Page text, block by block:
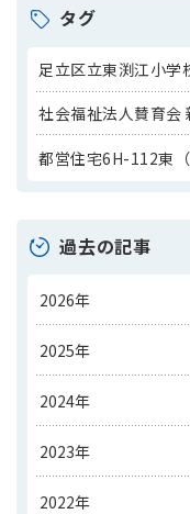
タグ
足立区立東渕江小学
社会福祉法人賛育会
都営住宅6H-112東
過去の記事